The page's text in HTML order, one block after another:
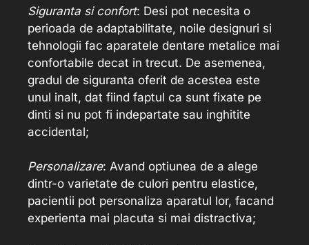
Siguranta si confort: Desi pot necesita o
perioada de adaptabilitate, noile designuri si
tehnologii fac aparatele dentare metalice mai
confortabile decat in trecut. De asemenea,
gradul de siguranta oferit de acestea este
unul inalt, dat fiind faptul ca sunt fixate pe
dinti si nu pot fi indepartate sau inghitite
accidental;
Personalizare: Avand optiunea de a alege
dintr-o varietate de culori pentru elastice,
pacientii pot personaliza aparatul lor, facand
experienta mai placuta si mai distractiva;